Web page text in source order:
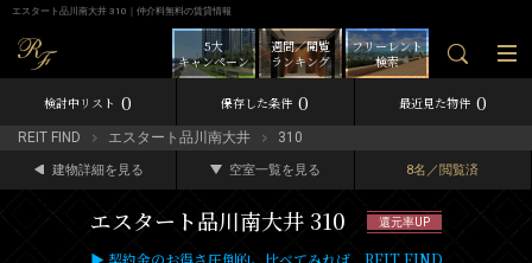
エスタート品川南大井 310｜仲介料無料の賃貸情報
フリーレント
検索
週間／閲覧
ランキング
5大
キャンペーン
検討中リスト 0 保存した条件 0 最近見た物件 0
REIT FIND エスタート品川南大井 310
建物詳細を見る 空室一覧を見る 8名／閲覧済
エスタート品川南大井 310 還元率UP
▶ 契約金のお得さ圧倒的。比べてみれば、REIT FIND